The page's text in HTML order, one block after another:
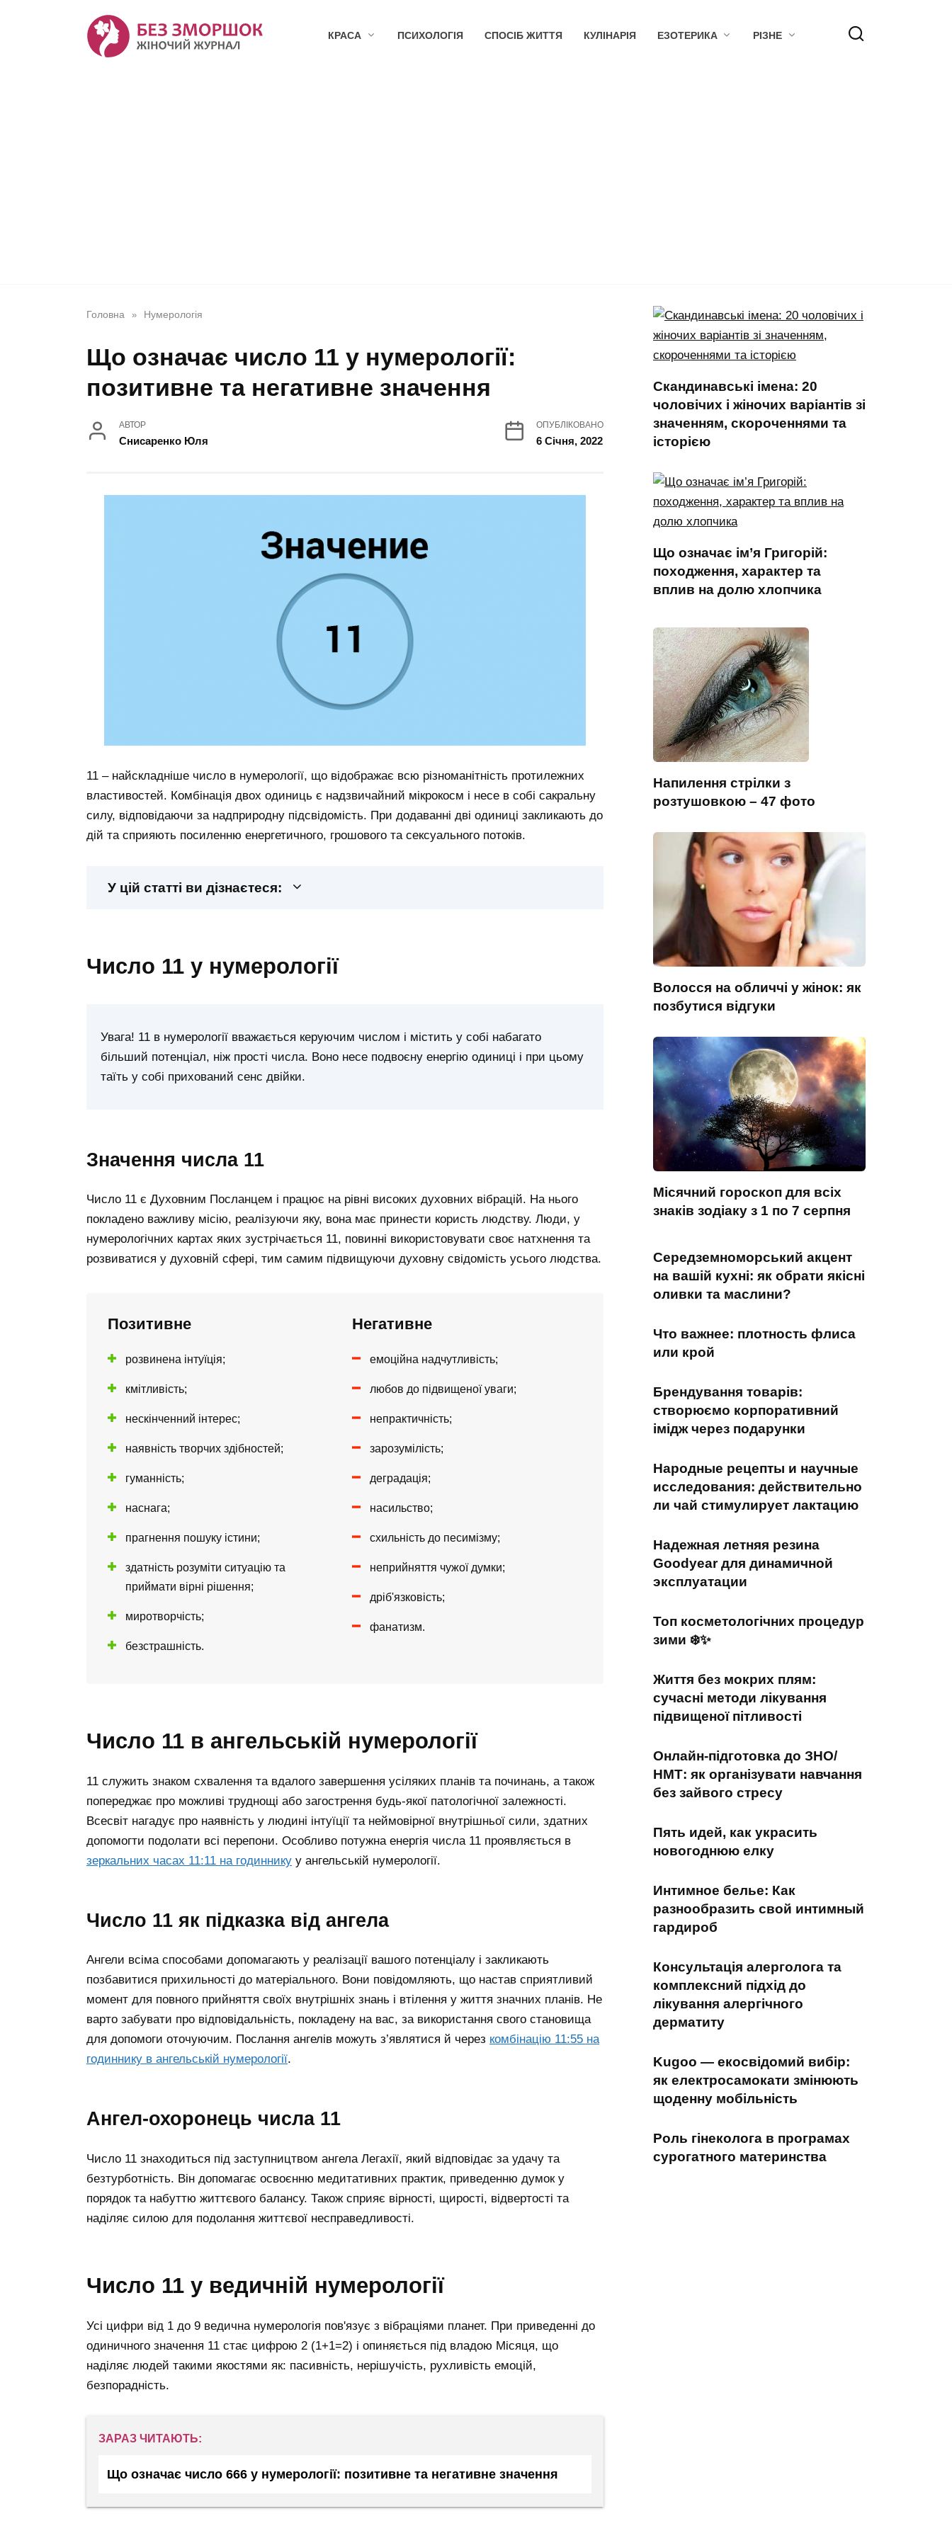
КРАСА ПСИХОЛОГІЯ СПОСІБ ЖИТТЯ КУЛІНАРІЯ ЕЗОТЕРИКА РІЗНЕ
Головна » Нумерологія
Що означає число 11 у нумерології:
позитивне та негативне значення
АВТОР
Снисаренко Юля
ОПУБЛІКОВАНО
6 Січня, 2022
11 – найскладніше число в нумерології, що відображає всю різноманітність протилежних
властивостей. Комбінація двох одиниць є надзвичайний мікрокосм і несе в собі сакральну
силу, відповідаючи за надприродну підсвідомість. При додаванні дві одиниці закликають до
дій та сприяють посиленню енергетичного, грошового та сексуального потоків.
У цій статті ви дізнаєтеся:
число 11 у нумерології
Увага! 11 в нумерології вважається керуючим числом і містить у собі набагато
більший потенціал, ніж прості числа. Воно несе подвоєну енергію одиниці і при цьому
таїть у собі прихований сенс двійки.
значення числа 11
Число 11 є Духовним Посланцем і працює на рівні високих духовних вібрацій. На нього
покладено важливу місію, реалізуючи яку, вона має принести користь людству. Люди, у
нумерологічних картах яких зустрічається 11, повинні використовувати своє натхнення та
розвиватися у духовній сфері, тим самим підвищуючи духовну свідомість усього людства.
Позитивне
розвинена інтуїція;
кмітливість;
нескінченний інтерес;
наявність творчих здібностей;
гуманність;
наснага;
прагнення пошуку істини;
здатність розуміти ситуацію та
приймати вірні рішення;
миротворчість;
безстрашність.
Негативне
емоційна надчутливість;
любов до підвищеної уваги;
непрактичність;
зарозумілість;
деградація;
насильство;
схильність до песимізму;
неприйняття чужої думки;
дріб'язковість;
фанатизм.
число 11 в ангельській нумерології
11 служить знаком схвалення та вдалого завершення усіляких планів та починань, а також
попереджає про можливі труднощі або загострення будь-якої патологічної залежності.
Всесвіт нагадує про наявність у людині інтуїції та неймовірної внутрішньої сили, здатних
допомогти подолати всі перепони. Особливо потужна енергія числа 11 проявляється в
зеркальних часах 11:11 на годиннику у ангельській нумерології.
число 11 як підказка від ангела
Ангели всіма способами допомагають у реалізації вашого потенціалу і закликають
позбавитися прихильності до матеріального. Вони повідомляють, що настав сприятливий
момент для повного прийняття своїх внутрішніх знань і втілення у життя значних планів. Не
варто забувати про відповідальність, покладену на вас, за використання свого становища
для допомоги оточуючим. Послання ангелів можуть з’являтися й через комбінацію 11:55 на
годиннику в ангельській нумерології.
ангел-охоронець числа 11
Число 11 знаходиться під заступництвом ангела Легахії, який відповідає за удачу та
безтурботність. Він допомагає освоєнню медитативних практик, приведенню думок у
порядок та набуттю життєвого балансу. Також сприяє вірності, щирості, відвертості та
наділяє силою для подолання життєвої несправедливості.
число 11 у ведичній нумерології
Усі цифри від 1 до 9 ведична нумерологія пов'язує з вібраціями планет. При приведенні до
одиничного значення 11 стає цифрою 2 (1+1=2) і опиняється під владою Місяця, що
наділяє людей такими якостями як: пасивність, нерішучість, рухливість емоцій,
безпорадність.
ЗАРАЗ ЧИТАЮТЬ:
Що означає число 666 у нумерології: позитивне та негативне значення
Скандинавські імена: 20
чоловічих і жіночих варіантів зі
значенням, скороченнями та
історією
Що означає ім’я Григорій:
походження, характер та
вплив на долю хлопчика
Напилення стрілки з
розтушовкою – 47 фото
Волосся на обличчі у жінок: як
позбутися відгуки
Місячний гороскоп для всіх
знаків зодіаку з 1 по 7 серпня
Середземноморський акцент
на вашій кухні: як обрати якісні
оливки та маслини?
Что важнее: плотность флиса
или крой
Брендування товарів:
створюємо корпоративний
імідж через подарунки
Народные рецепты и научные
исследования: действительно
ли чай стимулирует лактацию
Надежная летняя резина
Goodyear для динамичной
эксплуатации
Топ косметологічних процедур
зими ❄️✨
Життя без мокрих плям:
сучасні методи лікування
підвищеної пітливості
Онлайн-підготовка до ЗНО/
НМТ: як організувати навчання
без зайвого стресу
Пять идей, как украсить
новогоднюю елку
Интимное белье: Как
разнообразить свой интимный
гардироб
Консультація алерголога та
комплексний підхід до
лікування алергічного
дерматиту
Kugoo — екосвідомий вибір:
як електросамокати змінюють
щоденну мобільність
Роль гінеколога в програмах
сурогатного материнства